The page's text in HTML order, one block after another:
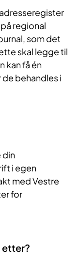
regional
som det
skal legge til
kan få én
behandles i
din
i egen
med Vestre
for
etter?